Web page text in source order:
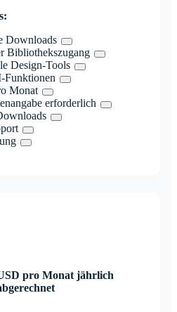
Downloads
Bibliothekszugang
Design-Tools
Funktionen
Monat
erforderlich
pro Monat jährlich